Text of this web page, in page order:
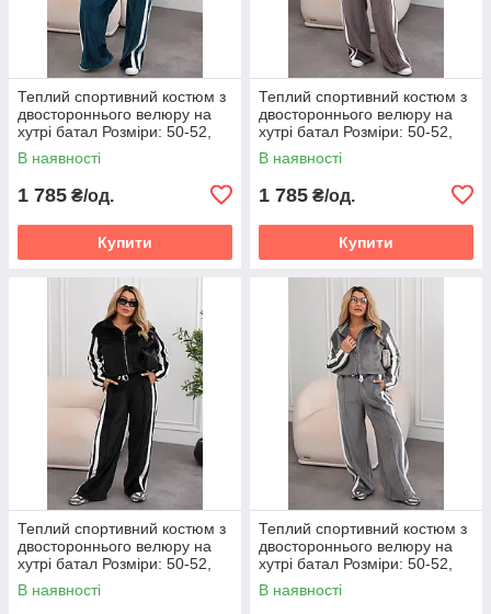
Теплий спортивний костюм з
двостороннього велюру на
хутрі батал Розміри: 50-52,
54-56, 58-60
В наявності
1 785 ₴/од.
Купити
Теплий спортивний костюм з
двостороннього велюру на
хутрі батал Розміри: 50-52,
54-56, 58-60
В наявності
1 785 ₴/од.
Купити
Теплий спортивний костюм з
двостороннього велюру на
хутрі батал Розміри: 50-52,
54-56, 58-60
В наявності
Теплий спортивний костюм з
двостороннього велюру на
хутрі батал Розміри: 50-52,
54-56, 58-60
В наявності